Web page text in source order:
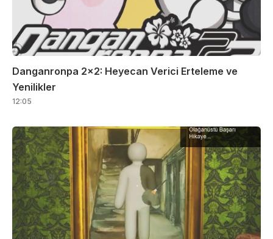
Danganronpa 2×2: Heyecan Verici Erteleme ve
Yenilikler
12:05